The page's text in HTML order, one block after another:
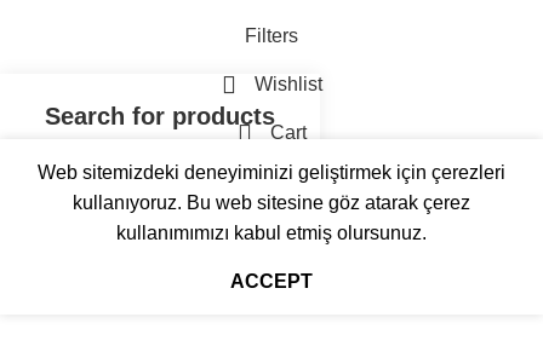
Web sitemizdeki deneyiminizi geliştirmek için çerezleri
kullanıyoruz. Bu web sitesine göz atarak çerez
kullanımımızı kabul etmiş olursunuz.
ACCEPT
Filters
Wishlist
Cart
My account